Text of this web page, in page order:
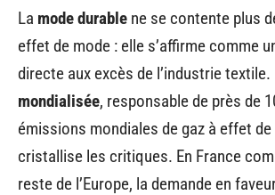
La mode durable ne se contente plus
effet de mode : elle s’affirme comme
directe aux excès de l’industrie textile.
mondialisée, responsable de près de
émissions mondiales de gaz à effet de
cristallise les critiques. En France
reste de l’Europe, la demande en